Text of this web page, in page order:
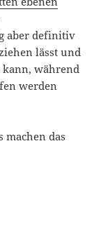
aber definitiv
lässt und
während
werden
machen das